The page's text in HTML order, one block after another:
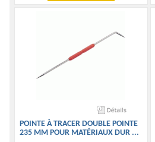
POINTE À TRACER DOUBLE POINTE
235 MM POUR MATÉRIAUX DUR ...